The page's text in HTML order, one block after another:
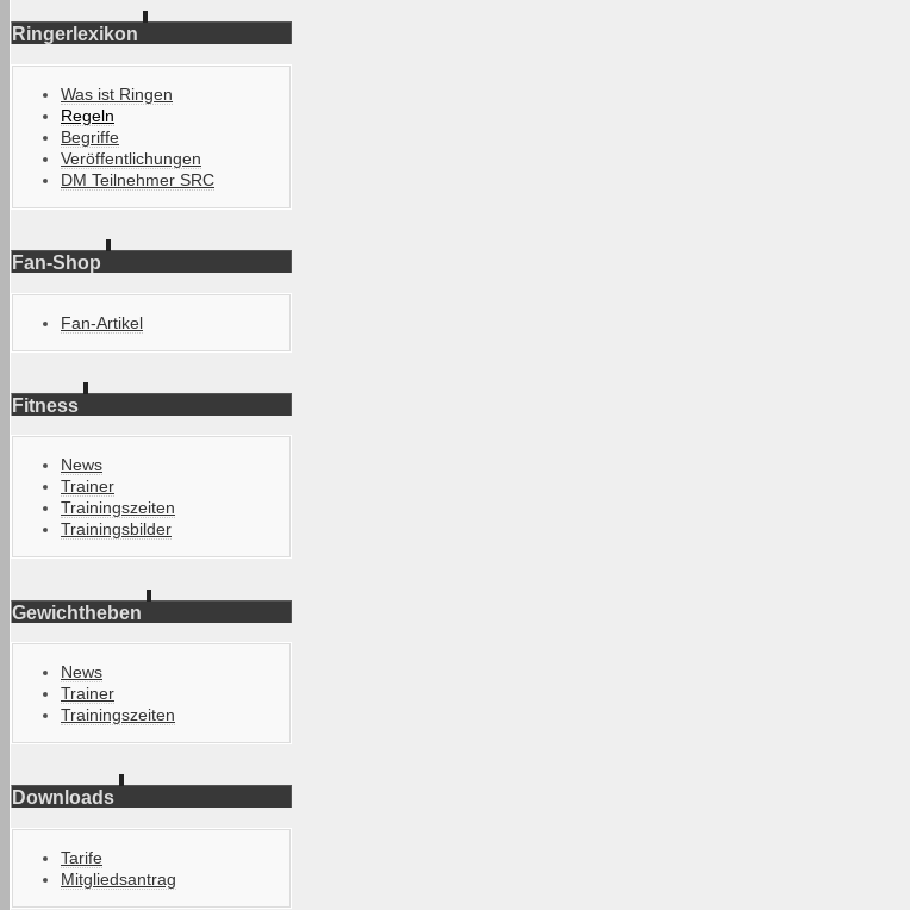
Ringerlexikon
Was ist Ringen
Regeln
Begriffe
Veröffentlichungen
DM Teilnehmer SRC
Fan-Shop
Fan-Artikel
Fitness
News
Trainer
Trainingszeiten
Trainingsbilder
Gewichtheben
News
Trainer
Trainingszeiten
Downloads
Tarife
Mitgliedsantrag